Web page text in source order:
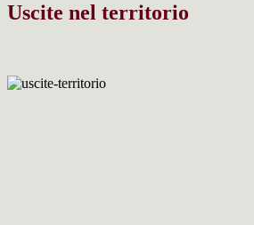
Uscite nel territorio